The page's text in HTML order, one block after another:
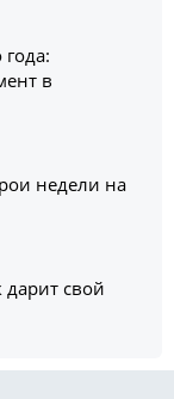
в
недели на
дарит свой